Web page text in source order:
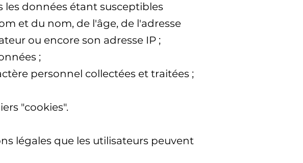
données étant susceptibles
et du nom, de l'âge, de l'adresse
ou encore son adresse IP ;
;
personnel collectées et traitées ;
"cookies".
légales que les utilisateurs peuvent